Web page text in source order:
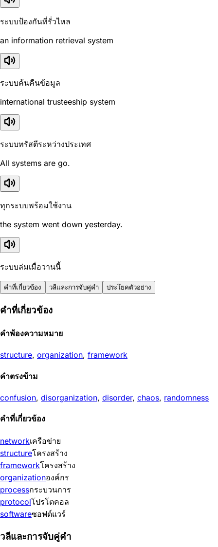
ระบบป้องกันที่รั่วไหล
an information retrieval system
ระบบค้นคืนข้อมูล
international trusteeship system
ระบบทรัสตีระหว่างประเทศ
All systems are go.
ทุกระบบพร้อมใช้งาน
the system went down yesterday.
ระบบล่มเมื่อวานนี้
คำที่เกี่ยวข้อง วลีและการจับคู่คำ ประโยคตัวอย่าง
คำที่เกี่ยวข้อง
คำพ้องความหมาย
structure, organization, framework
คำตรงข้าม
confusion, disorganization, disorder, chaos, randomness
คำที่เกี่ยวข้อง
networkเครือข่าย
structureโครงสร้าง
frameworkโครงสร้าง
organizationองค์กร
processกระบวนการ
protocolโปรโตคอล
softwareซอฟต์แวร์
วลีและการจับคู่คำ